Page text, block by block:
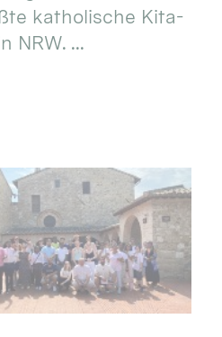
katholische Kita-
NRW. ...